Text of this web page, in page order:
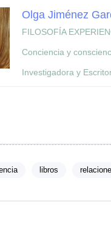
Olga Jiménez
FILOSOFÍA
Conciencia y
Investigadora y
libros